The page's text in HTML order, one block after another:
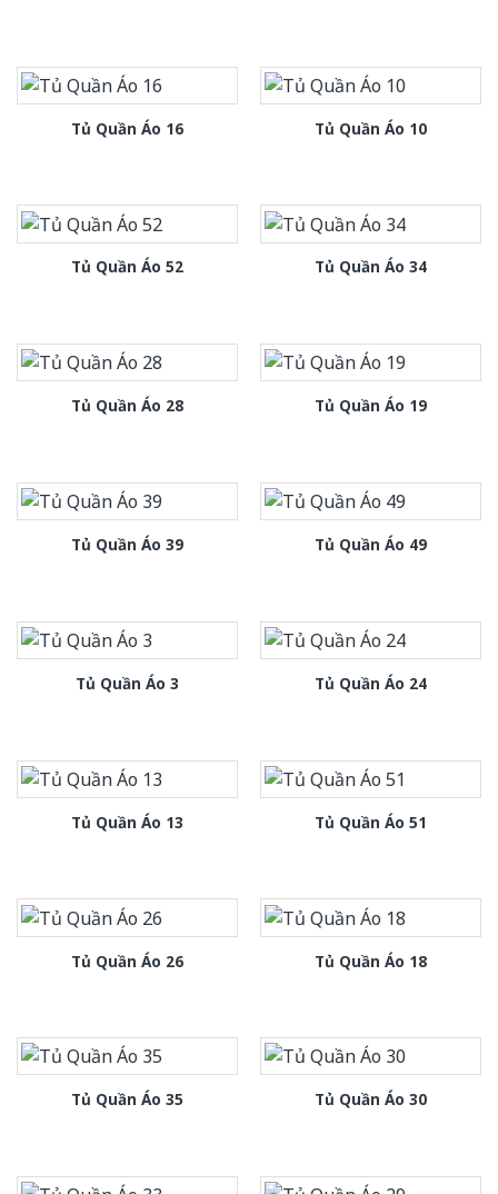
Tủ Quần Áo 16 Tủ Quần Áo 10
Tủ Quần Áo 52 Tủ Quần Áo 34
Tủ Quần Áo 28 Tủ Quần Áo 19
Tủ Quần Áo 39 Tủ Quần Áo 49
Tủ Quần Áo 3 Tủ Quần Áo 24
Tủ Quần Áo 13 Tủ Quần Áo 51
Tủ Quần Áo 26 Tủ Quần Áo 18
Tủ Quần Áo 35 Tủ Quần Áo 30